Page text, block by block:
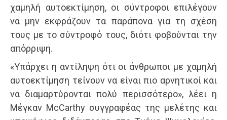
χαμηλή αυτοεκτίμηση, οι σύντροφοι επιλέγουν
να μην εκφράζουν τα παράπονα για τη σχέση
τους με το σύντροφό τους, διότι φοβούνται την
απόρριψη.
«Υπάρχει η αντίληψη ότι οι άνθρωποι με χαμηλή
αυτοεκτίμηση τείνουν να είναι πιο αρνητικοί και
να διαμαρτύρονται πολύ περισσότερο», λέει η
Μέγκαν McCarthy συγγραφέας της μελέτης και